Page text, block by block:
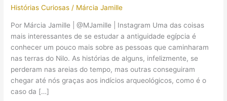
Histórias Curiosas / Márcia Jamille
Por Márcia Jamille | @MJamille | Instagram Uma das coisas
mais interessantes de se estudar a antiguidade egípcia é
conhecer um pouco mais sobre as pessoas que caminharam
nas terras do Nilo. As histórias de alguns, infelizmente, se
perderam nas areias do tempo, mas outras conseguiram
chegar até nós graças aos indícios arqueológicos, como é o
caso da […]